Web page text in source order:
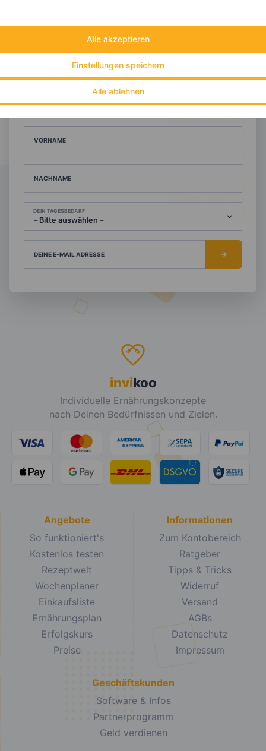
Alle ablehnen
Einstellungen speichern
Alle akzeptieren
Tipps & Tricks Aktionen & Rabatte
Rezept-Empfehlungen Viele Insights
Werde Teil von
VORNAME
NACHNAME
DEIN TAGESBEDARF
DEINE E-MAIL ADRESSE
invikoo
Individuelle Ernährungskonzepte
nach Deinen Bedürfnissen und Zielen.
Angebote
So funktioniert's
Kostenlos testen
Rezeptwelt
Wochenplaner
Einkaufsliste
Ernährungsplan
Erfolgskurs
Preise
Informationen
Zum Kontobereich
Ratgeber
Tipps & Tricks
Widerruf
Versand
AGBs
Datenschutz
Impressum
Geschäftskunden
Software & Infos
Partnerprogramm
Geld verdienen